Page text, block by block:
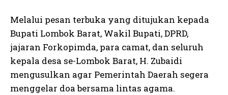
Melalui pesan terbuka yang ditujukan kepada
Bupati Lombok Barat, Wakil Bupati, DPRD,
jajaran Forkopimda, para camat, dan seluruh
kepala desa se-Lombok Barat, H. Zubaidi
mengusulkan agar Pemerintah Daerah segera
menggelar doa bersama lintas agama.